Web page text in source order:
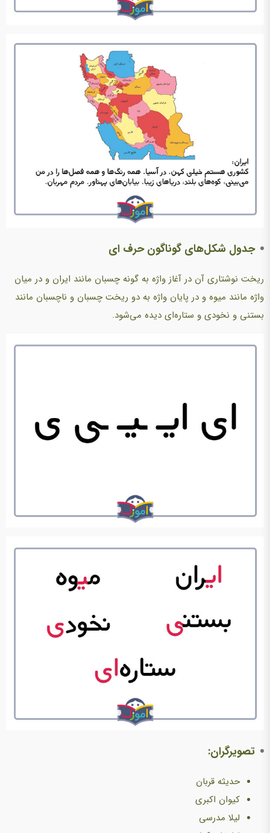
جدول شکل‌های گوناگون حرف ای
ریخت نوشتاری آن در آغاز واژه به گونه چسبان مانند ایران و در میان
واژه مانند میوه و در پایان واژه به دو ریخت چسبان و ناچسبان مانند
بستنی و نخودی و ستاره‌ای دیده می‌شود.
تصویرگران:
حدیثه قربان
کیوان اکبری
لیلا مدرسی